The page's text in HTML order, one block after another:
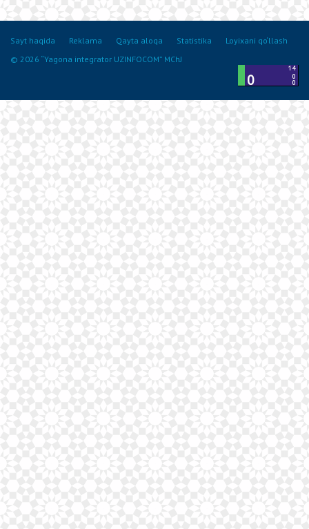
Sayt haqida Reklama Qayta aloqa Statistika
Loyixani qo‘llash
© 2026 “Yagona integrator UZINFOCOM” MChJ